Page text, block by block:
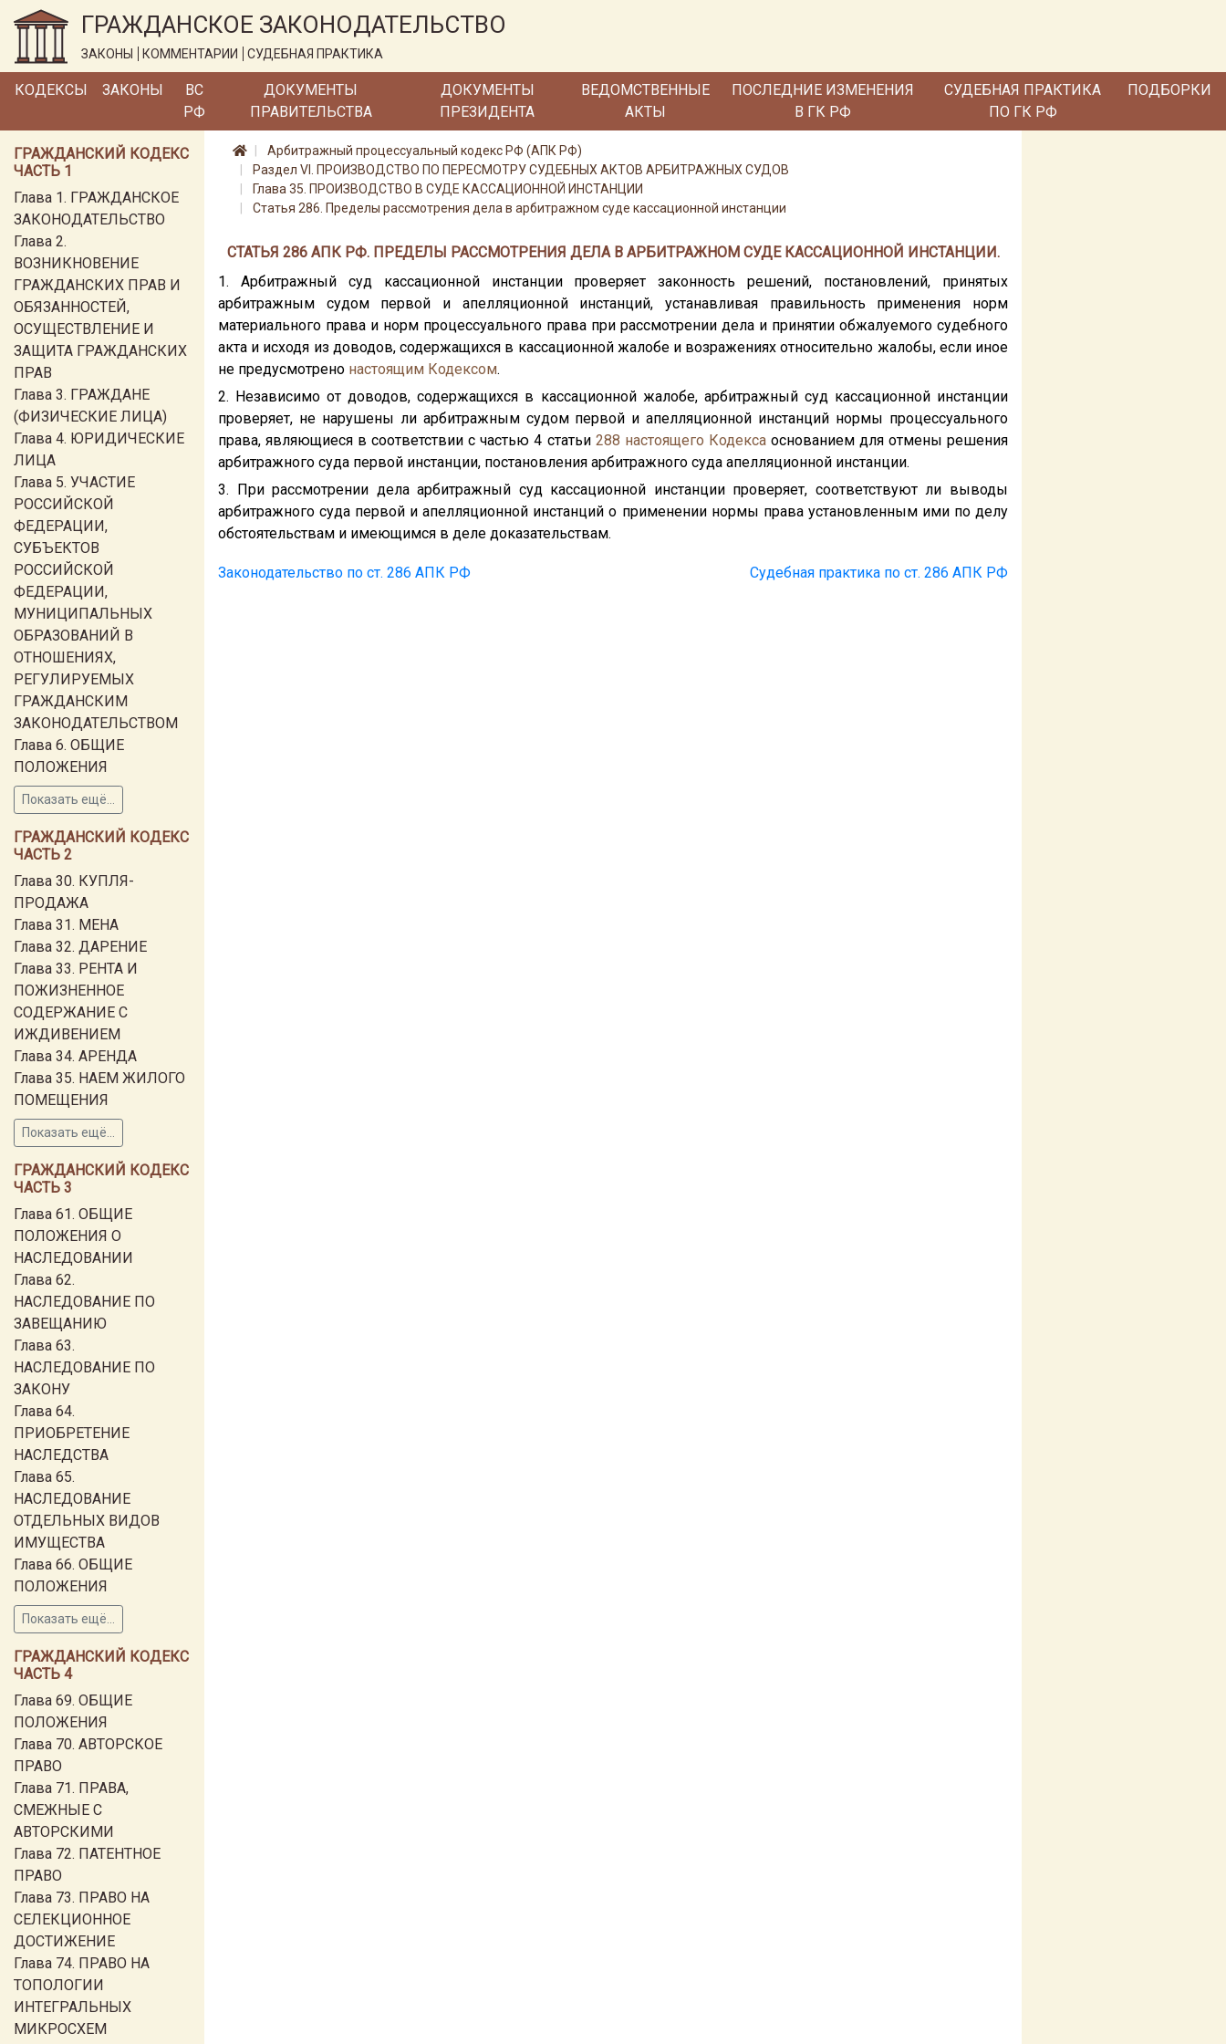
ГРАЖДАНСКОЕ ЗАКОНОДАТЕЛЬСТВО
ЗАКОНЫ КОММЕНТАРИИ СУДЕБНАЯ ПРАКТИКА
КОДЕКСЫ ЗАКОНЫ
ВС
РФ
ДОКУМЕНТЫ
ПРАВИТЕЛЬСТВА
ДОКУМЕНТЫ
ПРЕЗИДЕНТА
ВЕДОМСТВЕННЫЕ
АКТЫ
ПОСЛЕДНИЕ ИЗМЕНЕНИЯ
В ГК РФ
СУДЕБНАЯ ПРАКТИКА
ПО ГК РФ
ПОДБОРКИ
ГРАЖДАНСКИЙ КОДЕКС
ЧАСТЬ 1
Глава 1. ГРАЖДАНСКОЕ
ЗАКОНОДАТЕЛЬСТВО
Глава 2.
ВОЗНИКНОВЕНИЕ
ГРАЖДАНСКИХ ПРАВ И
ОБЯЗАННОСТЕЙ,
ОСУЩЕСТВЛЕНИЕ И
ЗАЩИТА ГРАЖДАНСКИХ
ПРАВ
Глава 3. ГРАЖДАНЕ
(ФИЗИЧЕСКИЕ ЛИЦА)
Глава 4. ЮРИДИЧЕСКИЕ
ЛИЦА
Глава 5. УЧАСТИЕ
РОССИЙСКОЙ
ФЕДЕРАЦИИ,
СУБЪЕКТОВ
РОССИЙСКОЙ
ФЕДЕРАЦИИ,
МУНИЦИПАЛЬНЫХ
ОБРАЗОВАНИЙ В
ОТНОШЕНИЯХ,
РЕГУЛИРУЕМЫХ
ГРАЖДАНСКИМ
ЗАКОНОДАТЕЛЬСТВОМ
Глава 6. ОБЩИЕ
ПОЛОЖЕНИЯ
Показать ещё...
ГРАЖДАНСКИЙ КОДЕКС
ЧАСТЬ 2
Глава 30. КУПЛЯ-
ПРОДАЖА
Глава 31. МЕНА
Глава 32. ДАРЕНИЕ
Глава 33. РЕНТА И
ПОЖИЗНЕННОЕ
СОДЕРЖАНИЕ С
ИЖДИВЕНИЕМ
Глава 34. АРЕНДА
Глава 35. НАЕМ ЖИЛОГО
ПОМЕЩЕНИЯ
Показать ещё...
ГРАЖДАНСКИЙ КОДЕКС
ЧАСТЬ 3
Глава 61. ОБЩИЕ
ПОЛОЖЕНИЯ О
НАСЛЕДОВАНИИ
Глава 62.
НАСЛЕДОВАНИЕ ПО
ЗАВЕЩАНИЮ
Глава 63.
НАСЛЕДОВАНИЕ ПО
ЗАКОНУ
Глава 64.
ПРИОБРЕТЕНИЕ
НАСЛЕДСТВА
Глава 65.
НАСЛЕДОВАНИЕ
ОТДЕЛЬНЫХ ВИДОВ
ИМУЩЕСТВА
Глава 66. ОБЩИЕ
ПОЛОЖЕНИЯ
Показать ещё...
ГРАЖДАНСКИЙ КОДЕКС
ЧАСТЬ 4
Глава 69. ОБЩИЕ
ПОЛОЖЕНИЯ
Глава 70. АВТОРСКОЕ
ПРАВО
Глава 71. ПРАВА,
СМЕЖНЫЕ С
АВТОРСКИМИ
Глава 72. ПАТЕНТНОЕ
ПРАВО
Глава 73. ПРАВО НА
СЕЛЕКЦИОННОЕ
ДОСТИЖЕНИЕ
Глава 74. ПРАВО НА
ТОПОЛОГИИ
ИНТЕГРАЛЬНЫХ
МИКРОСХЕМ
Арбитражный процессуальный кодекс РФ (АПК РФ)
Раздел VI. ПРОИЗВОДСТВО ПО ПЕРЕСМОТРУ СУДЕБНЫХ АКТОВ АРБИТРАЖНЫХ СУДОВ
Глава 35. ПРОИЗВОДСТВО В СУДЕ КАССАЦИОННОЙ ИНСТАНЦИИ
Статья 286. Пределы рассмотрения дела в арбитражном суде кассационной инстанции
СТАТЬЯ 286 АПК РФ. ПРЕДЕЛЫ РАССМОТРЕНИЯ ДЕЛА В АРБИТРАЖНОМ СУДЕ КАССАЦИОННОЙ ИНСТАНЦИИ.
1. Арбитражный суд кассационной инстанции проверяет законность решений, постановлений, принятых
арбитражным судом первой и апелляционной инстанций, устанавливая правильность применения норм
материального права и норм процессуального права при рассмотрении дела и принятии обжалуемого судебного
акта и исходя из доводов, содержащихся в кассационной жалобе и возражениях относительно жалобы, если иное
не предусмотрено настоящим Кодексом.
2. Независимо от доводов, содержащихся в кассационной жалобе, арбитражный суд кассационной инстанции
проверяет, не нарушены ли арбитражным судом первой и апелляционной инстанций нормы процессуального
права, являющиеся в соответствии с частью 4 статьи 288 настоящего Кодексаоснованием для отмены решения
арбитражного суда первой инстанции, постановления арбитражного суда апелляционной инстанции.
3. При рассмотрении дела арбитражный суд кассационной инстанции проверяет, соответствуют ли выводы
арбитражного суда первой и апелляционной инстанций о применении нормы права установленным ими по делу
обстоятельствам и имеющимся в деле доказательствам.
Законодательство по ст. 286 АПК РФ Судебная практика по ст. 286 АПК РФ